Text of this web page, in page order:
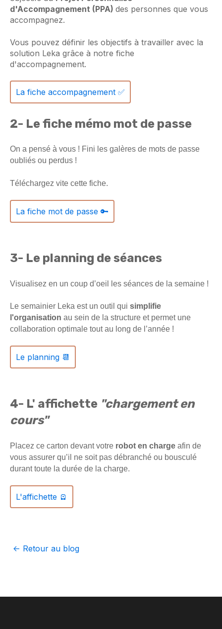
d'Accompagnement (PPA) des personnes que vous
accompagnez.
Vous pouvez définir les objectifs à travailler avec la
solution Leka grâce à notre fiche
d'accompagnement.
La fiche accompagnement ✅
2- Le fiche mémo mot de passe
On a pensé à vous ! Fini les galères de mots de passe
oubliés ou perdus !
Téléchargez vite cette fiche.
La fiche mot de passe 🔑
3- Le planning de séances
Visualisez en un coup d’oeil les séances de la semaine !
Le semainier Leka est un outil qui simplifie
'organisation au sein de la structure et permet une
collaboration optimale tout au long de l’année !
Le planning 📆
4- L' affichette "chargement en
cours"
Placez ce carton devant votre robot en charge afin de
vous assurer qu’il ne soit pas débranché ou bousculé
durant toute la durée de la charge.
L'affichette 🪫
<- Retour au blog